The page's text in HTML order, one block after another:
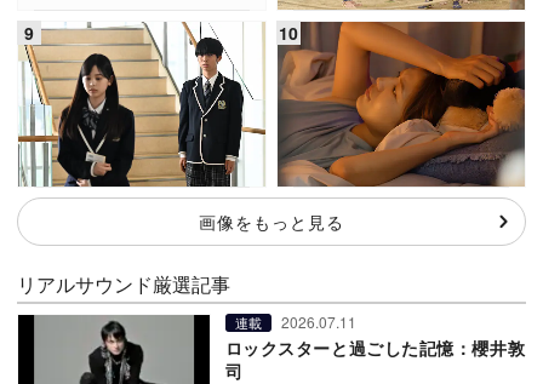
画像をもっと見る
リアルサウンド厳選記事
連載 2026.07.11
ロックスターと過ごした記憶：櫻井敦
司